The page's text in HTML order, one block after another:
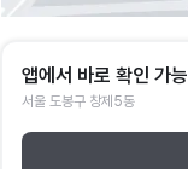
앱에서 바로 확인 가능
서울 도봉구 창제5동